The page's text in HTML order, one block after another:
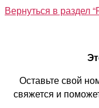
Вернуться в раздел
Оставьте свой
свяжется и